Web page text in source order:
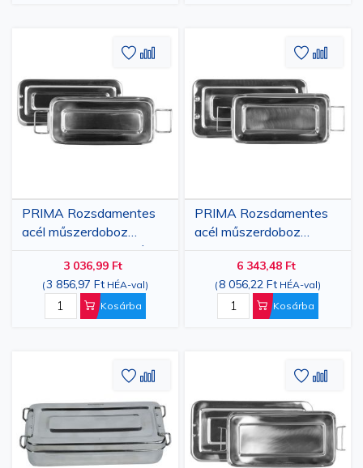
PRIMA Rozsdamentes
acél műszerdoboz
18x8x4 cm fogantyúval
3 036,99 Ft
(3 856,97 Ft HÉA-val)
Kosárba
Hozzáadás
kívánságlistához
Hozzáadás
összehasonlításhoz
PRIMA Rozsdamentes
acél műszerdoboz
20x10x4 cm
fogantyúval6 343,48 Ft
(8 056,22 Ft HÉA-val)
Kosárba
Hozzáadás
kívánságlistához
Hozzáadás
összehasonlításhoz